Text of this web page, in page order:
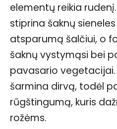
elementų reikia
stiprina šaknų
atsparumą šalčiui, o
šaknų vystymąsi bei
pavasario vegetacijai.
šarmina dirvą, todėl
rūgštingumą, kuris
rožėms.